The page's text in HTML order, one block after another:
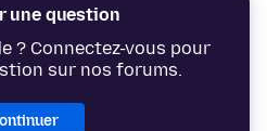
une question
? Connectez-vous pour
sur nos forums.